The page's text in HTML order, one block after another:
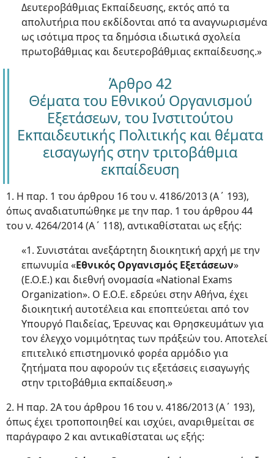
Δευτεροβάθμιας Εκπαίδευσης, εκτός από τα
απολυτήρια που εκδίδονται από τα αναγνωρισμένα
ως ισότιμα προς τα δημόσια ιδιωτικά σχολεία
πρωτοβάθμιας και δευτεροβάθμιας εκπαίδευσης.»
Άρθρο 42
Θέματα του Εθνικού Οργανισμού
Εξετάσεων, του Ινστιτούτου
Εκπαιδευτικής Πολιτικής και θέματα
εισαγωγής στην τριτοβάθμια
εκπαίδευση
1. Η παρ. 1 του άρθρου 16 του ν. 4186/2013 (Α΄ 193),
όπως αναδιατυπώθηκε με την παρ. 1 του άρθρου 44
του ν. 4264/2014 (Α΄ 118), αντικαθίσταται ως εξής:
«1. Συνιστάται ανεξάρτητη διοικητική αρχή με την
επωνυμία «Εθνικός Οργανισμός Εξετάσεων»
(Ε.Ο.Ε.) και διεθνή ονομασία «National Exams
Organization». Ο Ε.Ο.Ε. εδρεύει στην Αθήνα, έχει
διοικητική αυτοτέλεια και εποπτεύεται από τον
Υπουργό Παιδείας, Έρευνας και Θρησκευμάτων για
τον έλεγχο νομιμότητας των πράξεών του. Αποτελεί
επιτελικό επιστημονικό φορέα αρμόδιο για
ζητήματα που αφορούν τις εξετάσεις εισαγωγής
στην τριτοβάθμια εκπαίδευση.»
2. Η παρ. 2Α του άρθρου 16 του ν. 4186/2013 (Α΄ 193),
όπως έχει τροποποιηθεί και ισχύει, αναριθμείται σε
παράγραφο 2 και αντικαθίσταται ως εξής: